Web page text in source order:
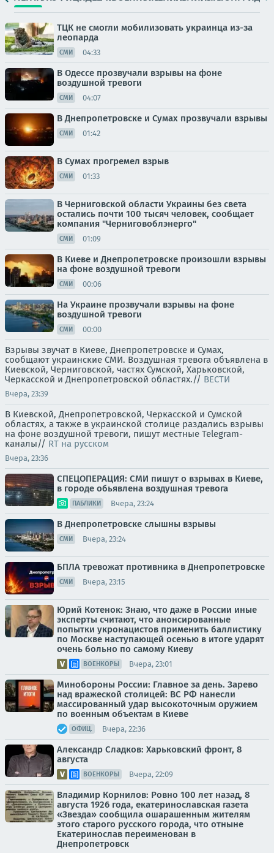
ТЦК не смогли мобилизовать украинца из-за
леопарда
СМИ 04:33
В Одессе прозвучали взрывы на фоне
воздушной тревоги
СМИ 04:07
В Днепропетровске и Сумах прозвучали взрывы
СМИ 01:42
В Сумах прогремел взрыв
СМИ 01:33
В Черниговской области Украины без света
остались почти 100 тысяч человек, сообщает
компания "Черниговоблэнерго"
СМИ 01:09
В Киеве и Днепропетровске произошли взрывы
на фоне воздушной тревоги
СМИ 00:06
На Украине прозвучали взрывы на фоне
воздушной тревоги
СМИ 00:00
Взрывы звучат в Киеве, Днепропетровске и Сумах,
сообщают украинские СМИ. Воздушная тревога объявлена в
Киевской, Черниговской, частях Сумской, Харьковской,
Черкасской и Днепропетровской областях.// ВЕСТИ
Вчера, 23:39
В Киевской, Днепропетровской, Черкасской и Сумской
областях, а также в украинской столице раздались взрывы
на фоне воздушной тревоги, пишут местные Telegram-
каналы// RT на русском
Вчера, 23:36
СПЕЦОПЕРАЦИЯ: СМИ пишут о взрывах в Киеве,
в городе обьявлена воздушная тревога
ПАБЛИКИ Вчера, 23:24
В Днепропетровске слышны взрывы
СМИ Вчера, 23:24
БПЛА тревожат противника в Днепропетровске
СМИ Вчера, 23:15
Юрий Котенок: Знаю, что даже в России иные
эксперты считают, что анонсированные
попытки укронацистов применить баллистику
по Москве наступающей осенью в итоге ударят
очень больно по самому Киеву
ВОЕНКОРЫ Вчера, 23:01
Минобороны России: Главное за день. Зарево
над вражеской столицей: ВС РФ нанесли
массированный удар высокоточным оружием
по военным объектам в Киеве
ОФИЦ. Вчера, 22:36
Александр Сладков: Харьковский фронт, 8
августа
ВОЕНКОРЫ Вчера, 22:09
Владимир Корнилов: Ровно 100 лет назад, 8
августа 1926 года, екатеринославская газета
«Звезда» сообщила ошарашенным жителям
этого старого русского города, что отныне
Екатеринослав переименован в
Днепропетровск